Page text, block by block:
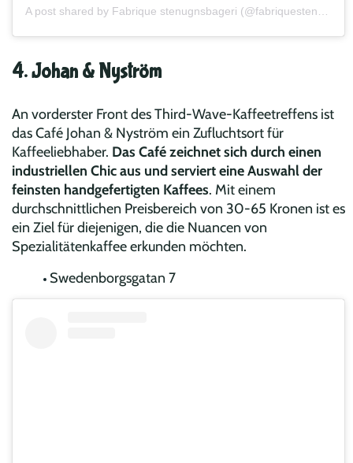
4. Johan & Nyström
An vorderster Front des Third-Wave-Kaffeetreffens ist
das Café Johan & Nyström ein Zufluchtsort für
Kaffeeliebhaber. Das Café zeichnet sich durch einen
industriellen Chic aus und serviert eine Auswahl der
feinsten handgefertigten Kaffees. Mit einem
durchschnittlichen Preisbereich von 30-65 Kronen ist es
ein Ziel für diejenigen, die die Nuancen von
Spezialitätenkaffee erkunden möchten.
Swedenborgsgatan 7